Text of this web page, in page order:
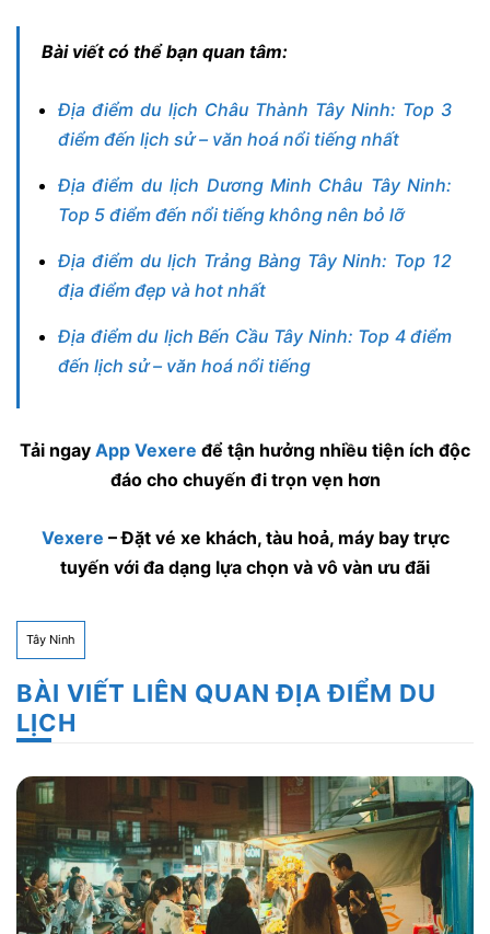
Bài viết có thể bạn quan tâm:
Địa điểm du lịch Châu Thành Tây Ninh: Top 3
điểm đến lịch sử – văn hoá nổi tiếng nhất
Địa điểm du lịch Dương Minh Châu Tây Ninh:
Top 5 điểm đến nổi tiếng không nên bỏ lỡ
Địa điểm du lịch Trảng Bàng Tây Ninh: Top 12
địa điểm đẹp và hot nhất
Địa điểm du lịch Bến Cầu Tây Ninh: Top 4 điểm
đến lịch sử – văn hoá nổi tiếng
Tải ngay App Vexere để tận hưởng nhiều tiện ích độc
đáo cho chuyến đi trọn vẹn hơn
Vexere – Đặt vé xe khách, tàu hoả, máy bay trực
tuyến với đa dạng lựa chọn và vô vàn ưu đãi
Tây Ninh
BÀI VIẾT LIÊN QUAN ĐỊA ĐIỂM DU
LỊCH